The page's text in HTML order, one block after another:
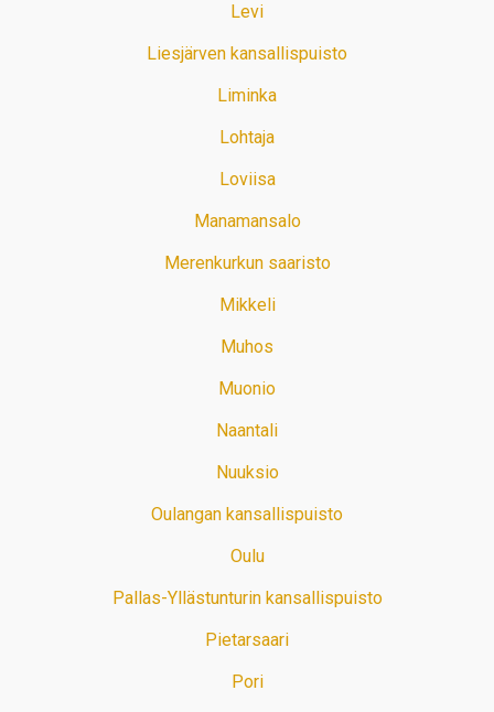
Levi
Liesjärven kansallispuisto
Liminka
Lohtaja
Loviisa
Manamansalo
Merenkurkun saaristo
Mikkeli
Muhos
Muonio
Naantali
Nuuksio
Oulangan kansallispuisto
Oulu
Pallas-Yllästunturin kansallispuisto
Pietarsaari
Pori